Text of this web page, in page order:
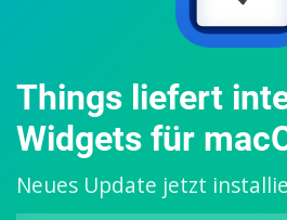
Things liefert
Widgets für
Neues Update jetzt